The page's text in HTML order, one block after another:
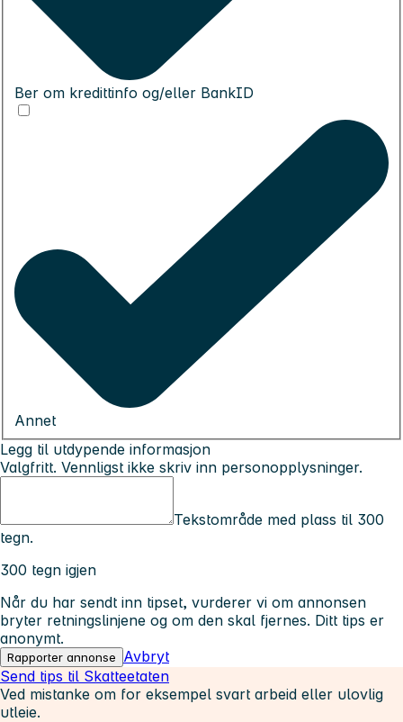
Ber om kredittinfo og/eller BankID
Annet
Legg til utdypende informasjon
Valgfritt. Vennligst ikke skriv inn personopplysninger.
Tekstområde med plass til 300
tegn.
300 tegn igjen
Når du har sendt inn tipset, vurderer vi om annonsen
bryter retningslinjene og om den skal fjernes. Ditt tips er
anonymt.
Rapporter annonse
Avbryt
Send tips til Skatteetaten
Ved mistanke om for eksempel svart arbeid eller ulovlig
utleie.